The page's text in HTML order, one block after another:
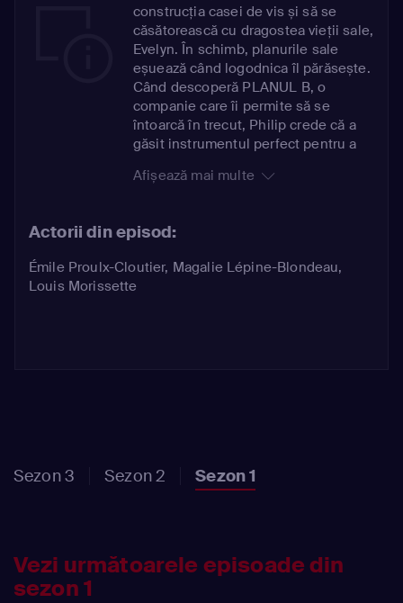
construcția casei de vis și să se
căsătorească cu dragostea vieții sale,
Evelyn. În schimb, planurile sale
eșuează când logodnica îl părăsește.
Când descoperă PLANUL B, o
companie care îi permite să se
întoarcă în trecut, Philip crede că a
găsit instrumentul perfect pentru a
relația. Dar concentrându-se în
neglijează fratele său, Andrew, care
imaginat niciodată că luarea de
decizii noi ar putea avea consecințe
Afișează mai multe
Actorii din episod:
Émile Proulx-Cloutier, Magalie Lépine-Blondeau,
Louis Morissette
Sezon 3 Sezon 2 Sezon 1
Vezi următoarele episoade din
sezon 1